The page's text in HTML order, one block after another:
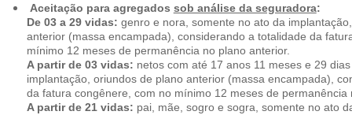
Aceitação para agregados sob análise da seguradora:
De 03 a 29 vidas: genro e nora, somente no ato da
anterior (massa encampada), considerando a totalidade da
mínimo 12 meses de permanência no plano anterior.
A partir de 03 vidas: netos com até 17 anos 11 meses e 29
implantação, oriundos de plano anterior (massa encampada),
da fatura congênere, com no mínimo 12 meses de permanência
A partir de 21 vidas: pai, mãe, sogro e sogra, somente no ato